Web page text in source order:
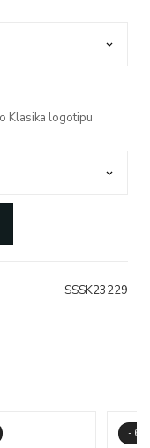
Klasika logotipu
SSSK23229
-